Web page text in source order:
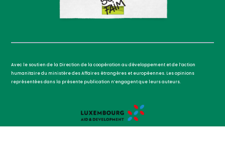
Avec le soutien de la Direction de la coopération au développement et de l’action
humanitaire du ministère des Affaires étrangères et européennes. Les opinions
représentées dans la présente publication n’engagent que leurs auteurs.